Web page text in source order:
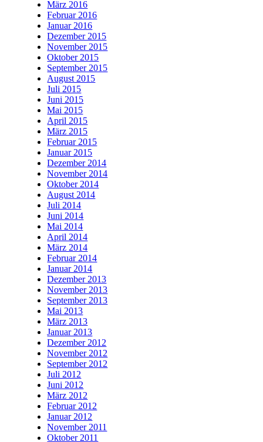
März 2016
Februar 2016
Januar 2016
Dezember 2015
November 2015
Oktober 2015
September 2015
August 2015
Juli 2015
Juni 2015
Mai 2015
April 2015
März 2015
Februar 2015
Januar 2015
Dezember 2014
November 2014
Oktober 2014
August 2014
Juli 2014
Juni 2014
Mai 2014
April 2014
März 2014
Februar 2014
Januar 2014
Dezember 2013
November 2013
September 2013
Mai 2013
März 2013
Januar 2013
Dezember 2012
November 2012
September 2012
Juli 2012
Juni 2012
März 2012
Februar 2012
Januar 2012
November 2011
Oktober 2011